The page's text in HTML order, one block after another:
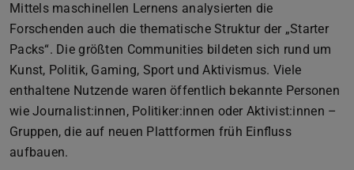
Mittels maschinellen Lernens analysierten die
Forschenden auch die thematische Struktur der „Starter
Packs“. Die größten Communities bildeten sich rund um
Kunst, Politik, Gaming, Sport und Aktivismus. Viele
enthaltene Nutzende waren öffentlich bekannte Personen
wie Journalist:innen, Politiker:innen oder Aktivist:innen –
Gruppen, die auf neuen Plattformen früh Einfluss
aufbauen.